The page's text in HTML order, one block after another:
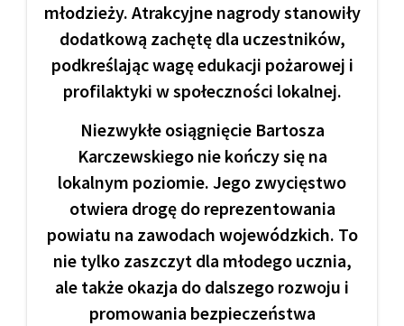
młodzieży. Atrakcyjne nagrody stanowiły
dodatkową zachętę dla uczestników,
podkreślając wagę edukacji pożarowej i
profilaktyki w społeczności lokalnej.
Niezwykłe osiągnięcie Bartosza
Karczewskiego nie kończy się na
lokalnym poziomie. Jego zwycięstwo
otwiera drogę do reprezentowania
powiatu na zawodach wojewódzkich. To
nie tylko zaszczyt dla młodego ucznia,
ale także okazja do dalszego rozwoju i
promowania bezpieczeństwa